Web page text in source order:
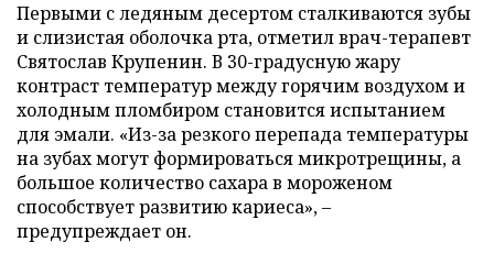
Первыми с ледяным десертом сталкиваются зубы
и слизистая оболочка рта, отметил врач-терапевт
Святослав Крупенин. В 30-градусную жару
контраст температур между горячим воздухом и
холодным пломбиром становится испытанием
для эмали. «Из-за резкого перепада температуры
на зубах могут формироваться микротрещины, а
большое количество сахара в мороженом
способствует развитию кариеса», –
предупреждает он.